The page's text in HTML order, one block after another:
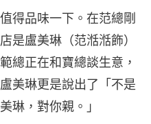
得品味一下。在范總剛
是盧美琳（范湉湉飾）
總正在和寶總談生意，
美琳更是說出了「不是
琳，對你親。」